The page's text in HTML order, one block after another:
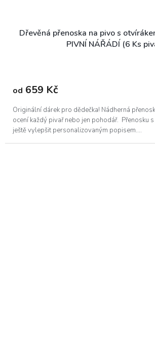
Dřevěná přenoska na pivo s
PIVNÍ NÁŘÁDÍ (6 Ks
je
z
5
hvězdiček.
od 659 Kč
Originální dárek pro dědečka! Nádherná
ocení každý pivař nebo jen pohodář. Přenosku
ještě vylepšit personalizovaným popisem....